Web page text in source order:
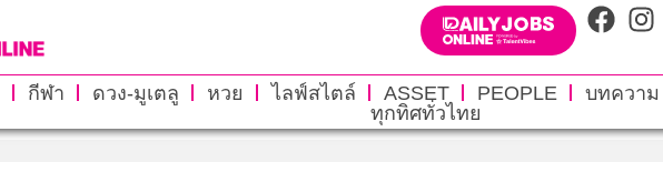
กีฬา ดวง-มูเตลู หวย ไลฟ์สไตล์ ASSET PEOPLE บทความ
ทุกทิศทั่วไทย